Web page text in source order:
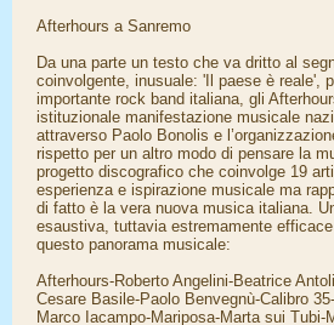
Afterhours a Sanremo
Da una parte un testo che va dritto al
coinvolgente, inusuale: 'Il paese è reale',
importante rock band italiana, gli
istituzionale manifestazione musicale
attraverso Paolo Bonolis e
rispetto per un altro modo di pensare la
progetto discografico che coinvolge 19
esperienza e ispirazione musicale ma
di fatto è la vera nuova musica italiana.
esaustiva, tuttavia estremamente
questo panorama musicale:
Afterhours-Roberto Angelini-Beatrice
Cesare Basile-Paolo Benvegnù-Calibro
Marco Iacampo-Mariposa-Marta sui Tubi-